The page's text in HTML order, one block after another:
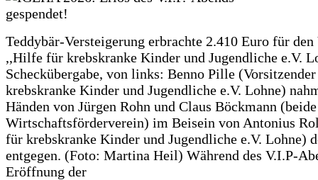
Teddybär-Versteigerung erbrachte 2.410 Euro für den
,,Hilfe für krebskranke Kinder und Jugendliche e.V.
Scheckübergabe, von links: Benno Pille
krebskranke Kinder und Jugendliche e.V. Lohne)
Händen von Jürgen Rohn und Claus Böckmann
Wirtschaftsförderverein) im Beisein von Antonius
für krebskranke Kinder und Jugendliche e.V. Lohne)
entgegen. (Foto: Martina Heil) Während des V.I.P-
Eröffnung der